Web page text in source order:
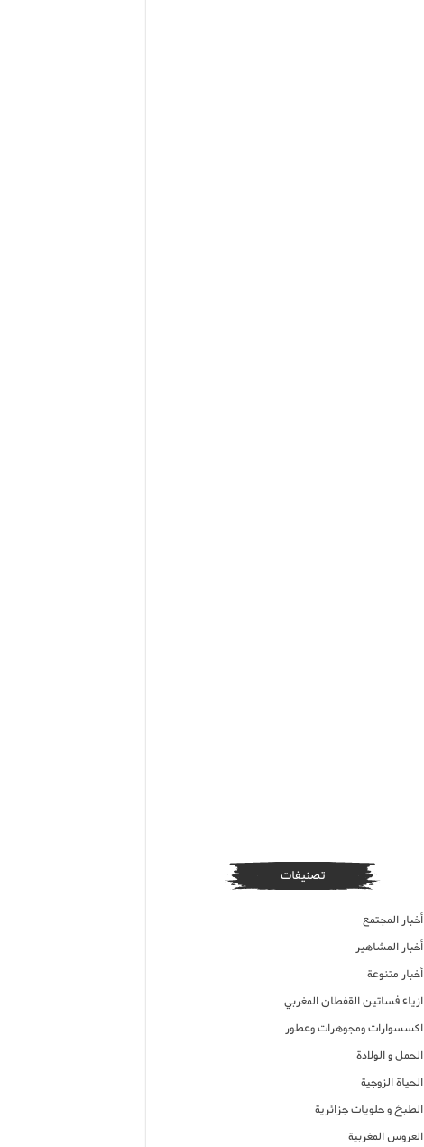
تصنيفات
أخبار المجتمع
أخبار المشاهير
أخبار متنوعة
ازياء فساتين القفطان المغربي
اكسسوارات ومجوهرات وعطور
الحمل و الولادة
الحياة الزوجية
الطبخ و حلويات جزائرية
العروس المغربية